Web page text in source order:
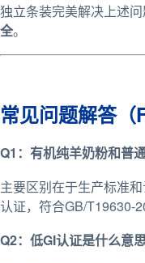
独立条装完美解决上述问
全。
常见问题解答（
Q1：有机纯羊奶粉和普
主要区别在于生产标准
认证，符合GB/T19630-
Q2：低GI认证是什么意